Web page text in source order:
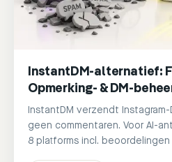
InstantDM-alternatief:
Opmerking- & DM-
InstantDM verzendt
geen commentaren. Voor AI-
8 platforms incl. beoordelingen